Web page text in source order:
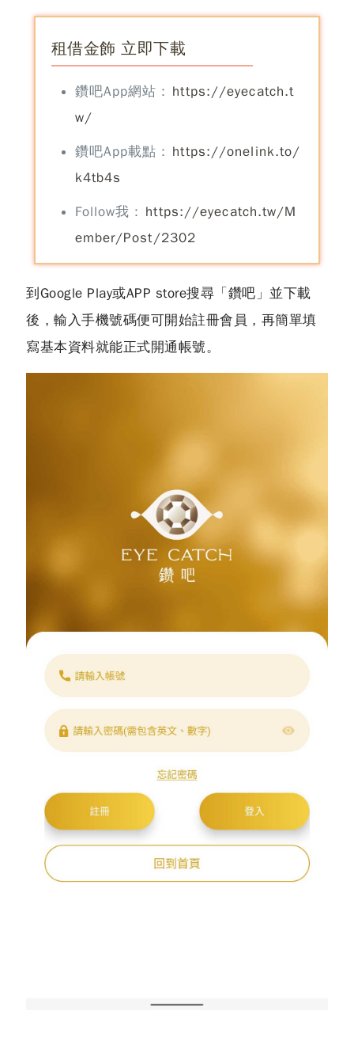
租借金飾 立即下載
鑽吧App網站： https://eyecatch.t
w/
鑽吧App載點： https://onelink.to/
k4tb4s
Follow我： https://eyecatch.tw/M
ember/Post/2302
到Google Play或APP store搜尋「鑽吧」並下載
後，輸入手機號碼便可開始註冊會員，再簡單填
寫基本資料就能正式開通帳號。